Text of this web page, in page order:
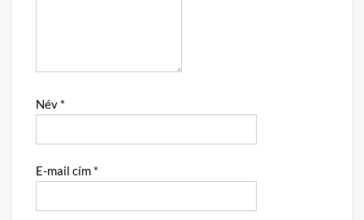
Név *
E-mail cím *